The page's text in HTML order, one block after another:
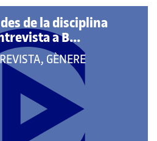
de la disciplina
a B...
GÈNERE